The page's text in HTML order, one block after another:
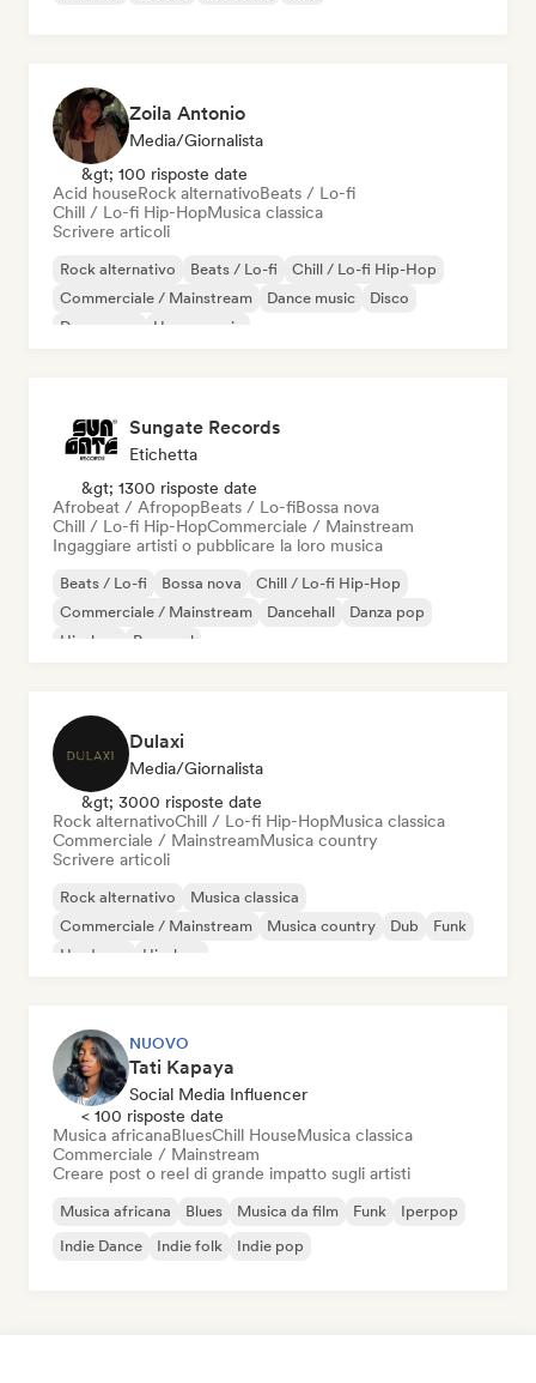
Zoila Antonio
Media/Giornalista
&gt; 100 risposte date
Acid houseRock alternativoBeats / Lo-fi
Chill / Lo-fi Hip-HopMusica classica
Scrivere articoli
Rock alternativo Beats / Lo-fi
Chill / Lo-fi Hip-Hop
Commerciale / Mainstream
Dance music
Disco
Dream pop
House music
Sungate Records
Etichetta
&gt; 1300 risposte date
Afrobeat / AfropopBeats / Lo-fiBossa nova
Chill / Lo-fi Hip-HopCommerciale / Mainstream
Ingaggiare artisti o pubblicare la loro musica
Beats / Lo-fi Bossa nova
Chill / Lo-fi Hip-Hop
Commerciale / Mainstream
Dancehall
Danza pop
Hip-hop
Pop soul
Dulaxi
Media/Giornalista
&gt; 3000 risposte date
Rock alternativoChill / Lo-fi Hip-HopMusica classica
Commerciale / MainstreamMusica country
Scrivere articoli
Rock alternativo
Musica classica
Commerciale / Mainstream
Musica country Dub
Funk
Hardcore
Hip-hop
NUOVO
Tati Kapaya
Social Media Influencer
< 100 risposte date
Musica africanaBluesChill HouseMusica classica
Commerciale / Mainstream
Creare post o reel di grande impatto sugli artisti
Musica africana Blues Musica da film Funk
Iperpop
Indie Dance
Indie folk Indie pop